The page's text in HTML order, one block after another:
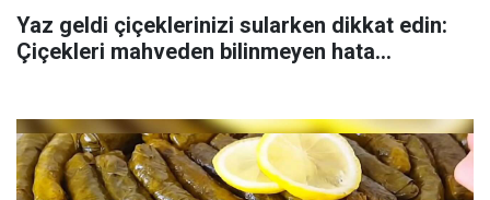
Yaz geldi çiçeklerinizi sularken dikkat edin:
Çiçekleri mahveden bilinmeyen hata...